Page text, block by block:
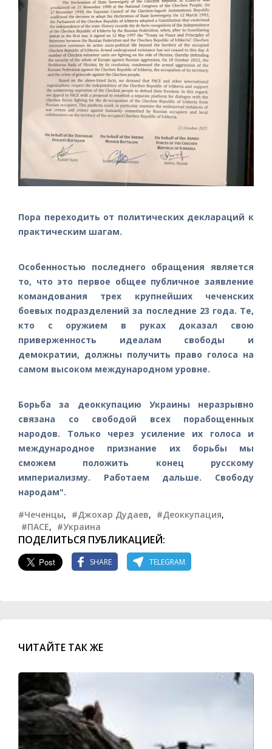
Пора переходить от политических деклараций к
практическим шагам.
Особенностью последнего обращения является
то, что это первое общее публичное заявление
командования трех крупнейших чеченских
боевых подразделений за последние 23 года. Те,
кто с оружием в руках доказал свою
приверженность идеалам свободы и
демократии, должны получить право голоса на
самом высоком международном уровне.
Борьба за деоккупацию Украины неразрывно
связана со свободой всех порабощенных
народов. Только через усиление их голоса и
международное признание их борьбы мы
сможем положить конец русскому
империализму. Работаем дальше. Свободу
народам".
#Чеченцы, #Джохар Дудаев, #Деоккупация,
#ПАСЕ, #Украина
ПОДЕЛИТЬСЯ ПУБЛИКАЦИЕЙ:
SHARE TELEGRAM
ЧИТАЙТЕ ТАК ЖЕ